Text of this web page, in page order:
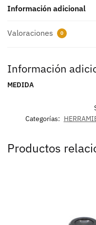
Información adicional
Valoraciones 0
Información
MEDIDA
Categorías:
Productos